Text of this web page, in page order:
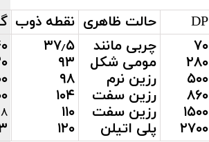
DP حالت ظاهری نقطه ذوب
۷۰
۲۸۰
۵۰۰
۸۶۰
۱۵۰۰
۲۷۰۰
چربی مانند
مومی شکل
رزین نرم
رزین سفت
رزین سفت
پلی اتیلن
۳۷٫۵
۹۳
۹۸
۱۰۴
۱۱۰
۱۲۰
۸